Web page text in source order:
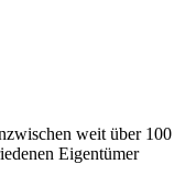
weit über 100
Eigentümer